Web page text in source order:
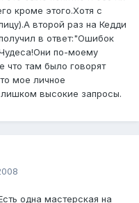
кроме этого.Хотя с
второй раз на Кедди
в ответ:"Ошибок
по-моему
что там было говорят
мое личное
высокие запросы.
одна мастерская на